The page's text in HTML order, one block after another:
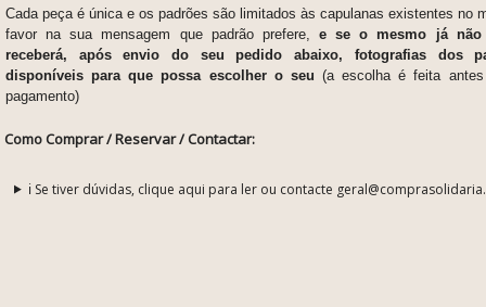
Cada peça é única e os padrões são limitados às capulanas existentes no
favor na sua mensagem que padrão prefere, e se o mesmo já não
receberá, após envio do seu pedido abaixo, fotografias dos
disponíveis para que possa escolher o seu (a escolha é feita
pagamento)
Como Comprar / Reservar / Contactar:
ℹ️ Se tiver dúvidas, clique aqui para ler ou contacte